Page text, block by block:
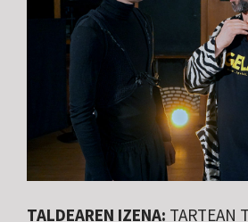
TALDEAREN IZENA: TARTEAN